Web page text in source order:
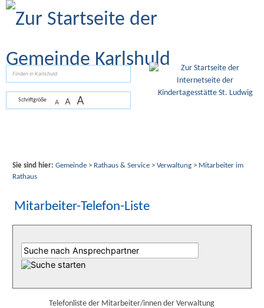
Zum Inhalt
Schriftgröße A A A
Sie sind hier: Gemeinde> Rathaus & Service> Verwaltung> Mitarbeiter im
Rathaus
Mitarbeiter-Telefon-Liste
Telefonliste der Mitarbeiter/innen der Verwaltung